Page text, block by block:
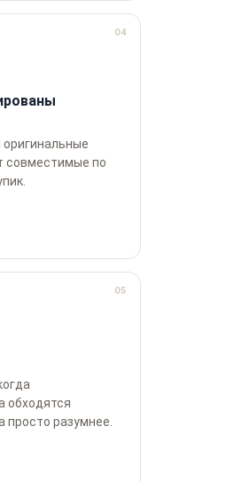
04
совместимые по
05
обходятся
разумнее.